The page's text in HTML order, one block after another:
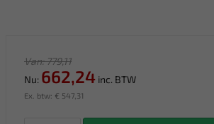
Van: 779,11
Nu: 662,24 inc. BTW
Ex. btw: € 547,31